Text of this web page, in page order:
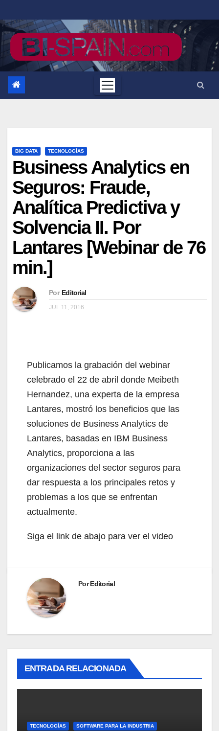
al
contenido
BIG DATA TECNOLOGÍAS
Business Analytics en
Seguros: Fraude,
Analítica Predictiva y
Solvencia II. Por
Lantares [Webinar de 76
min.]
Por Editorial
JUL 11, 2016
Publicamos la grabación del webinar
celebrado el 22 de abril donde Meibeth
Hernandez, una experta de la empresa
Lantares, mostró los beneficios que las
soluciones de Business Analytics de
Lantares, basadas en IBM Business
Analytics, proporciona a las
organizaciones del sector seguros para
dar respuesta a los principales retos y
problemas a los que se enfrentan
actualmente.
Siga el link de abajo para ver el video
PorEditorial
ENTRADA RELACIONADA
TECNOLOGÍAS SOFTWARE PARA LA INDUSTRIA